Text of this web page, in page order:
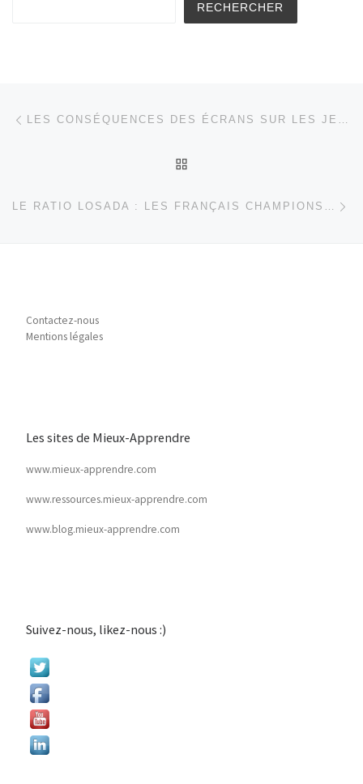
RECHERCHER
Parcourir les articles LES CONSÉQUENCES DES ÉCRANS SUR LES JEUNES ENFANTS : LE CRI D’ALARME DES CHERCHEURS – PARTIE 4
LE RATIO LOSADA : LES FRANÇAIS CHAMPIONS DU MONDE DE LA NÉGATIVITÉ ?
Contactez-nous
Mentions légales
Les sites de Mieux-Apprendre
www.mieux-apprendre.com
www.ressources.mieux-apprendre.com
www.blog.mieux-apprendre.com
Suivez-nous, likez-nous :)